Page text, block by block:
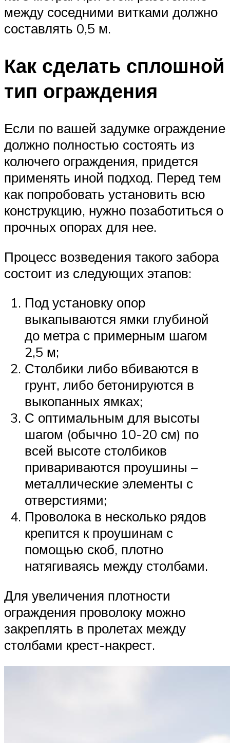
между соседними витками должно
составлять 0,5 м.
Как сделать сплошной
тип ограждения
Если по вашей задумке ограждение
должно полностью состоять из
колючего ограждения, придется
применять иной подход. Перед тем
как попробовать установить всю
конструкцию, нужно позаботиться о
прочных опорах для нее.
Процесс возведения такого забора
состоит из следующих этапов:
Под установку опор
выкапываются ямки глубиной
до метра с примерным шагом
2,5 м;
Столбики либо вбиваются в
грунт, либо бетонируются в
выкопанных ямках;
С оптимальным для высоты
шагом (обычно 10-20 см) по
всей высоте столбиков
привариваются проушины –
металлические элементы с
отверстиями;
Проволока в несколько рядов
крепится к проушинам с
помощью скоб, плотно
натягиваясь между столбами.
Для увеличения плотности
ограждения проволоку можно
закреплять в пролетах между
столбами крест-накрест.